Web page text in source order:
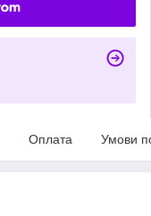
Оплата Умови